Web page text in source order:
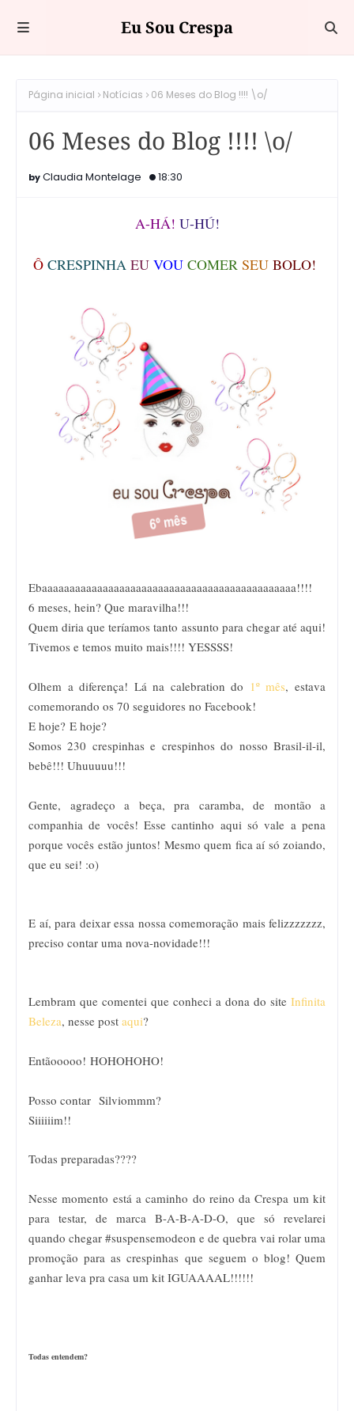
Eu Sou Crespa
Página inicial Notícias 06 Meses do Blog !!!! \o/
06 Meses do Blog !!!! \o/
Claudia Montelage 18:30
A-HÁ! U-HÚ!
Ô CRESPINHA EU VOU COMER SEU BOLO!
Ebaaaaaaaaaaaaaaaaaaaaaaaaaaaaaaaaaaaaaaaaaaaaaa!!!!
6 meses, hein? Que maravilha!!!
Quem diria que teríamos tanto assunto para chegar até aqui!
Tivemos e temos muito mais!!!! YESSSS!
Olhem a diferença! Lá na calebration do 1º mês, estava
comemorando os 70 seguidores no Facebook!
E hoje? E hoje?
Somos 230 crespinhas e crespinhos do nosso Brasil-il-il,
bebê!!! Uhuuuuu!!!
Gente, agradeço a beça, pra caramba, de montão a
companhia de vocês! Esse cantinho aqui só vale a pena
porque vocês estão juntos! Mesmo quem fica aí só zoiando,
que eu sei! :o)
E aí, para deixar essa nossa comemoração mais felizzzzzzz,
preciso contar uma nova-novidade!!!
Lembram que comentei que conheci a dona do site Infinita
Beleza, nesse post aqui?
Entãooooo! HOHOHOHO!
Posso contar Silviommm?
Siiiiiim!!
Todas preparadas????
Nesse momento está a caminho do reino da Crespa um kit
para testar, de marca B-A-B-A-D-O, que só revelarei
quando chegar #suspensemodeon e de quebra vai rolar uma
promoção para as crespinhas que seguem o blog! Quem
ganhar leva pra casa um kit IGUAAAAL!!!!!!
Todas entendem?